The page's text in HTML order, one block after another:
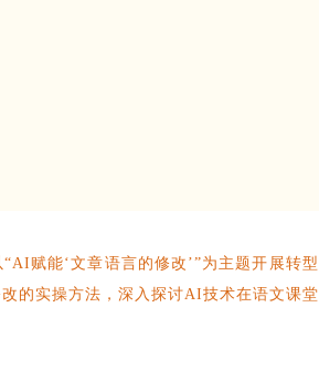
赋能‘文章语言的修改’”为主题开展转型
的实操方法，深入探讨AI技术在语文课堂